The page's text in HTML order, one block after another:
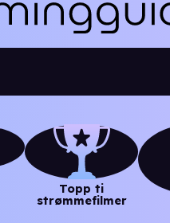
Topp ti
strømmefilmer